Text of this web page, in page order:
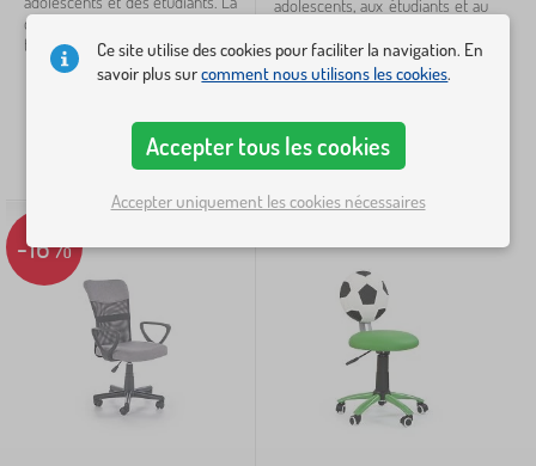
gris
8
blanc
6
černá
4
afficher
Performance meubles
chaise est recouverte d'un
tissu...
53,70€
STOCK
adolescents, aux étudiants et au
rembourrée à l'intérieur avec un
tissu...
72,30
STOCK
-16%
Ce site utilise des cookies pour faciliter la navigation. En
savoir plus surcomment nous utilisons les cookies.
Accepter tous les cookies
Accepter uniquement les cookies nécessaires